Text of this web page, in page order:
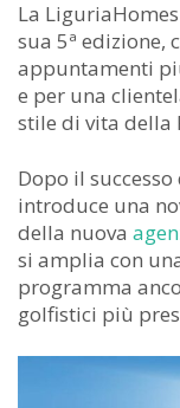
La
sua 5ª edizione,
appuntamenti
e per una
stile di vita della
Dopo il
introduce una
della nuova
si amplia con
programma
golfistici più